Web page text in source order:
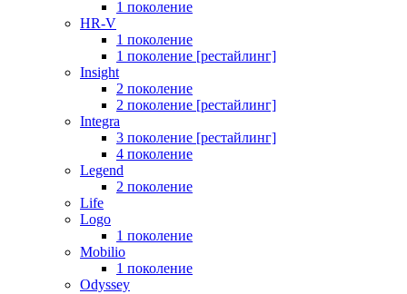
1 поколение
HR-V
1 поколение
1 поколение [рестайлинг]
Insight
2 поколение
2 поколение [рестайлинг]
Integra
3 поколение [рестайлинг]
4 поколение
Legend
2 поколение
Life
Logo
1 поколение
Mobilio
1 поколение
Odyssey